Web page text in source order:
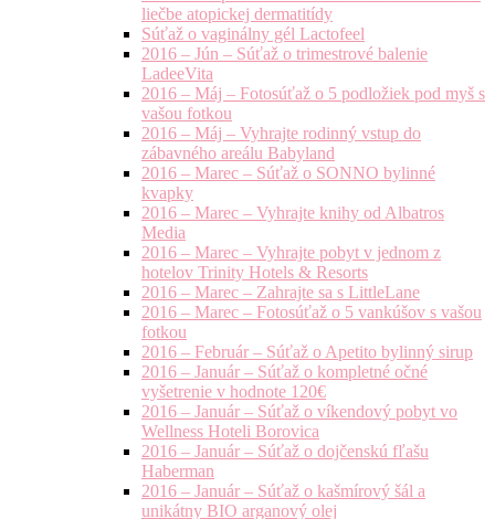
liečbe atopickej dermatitídy
Súťaž o vaginálny gél Lactofeel
2016 – Jún – Súťaž o trimestrové balenie
LadeeVita
2016 – Máj – Fotosúťaž o 5 podložiek pod myš s
vašou fotkou
2016 – Máj – Vyhrajte rodinný vstup do
zábavného areálu Babyland
2016 – Marec – Súťaž o SONNO bylinné
kvapky
2016 – Marec – Vyhrajte knihy od Albatros
Media
2016 – Marec – Vyhrajte pobyt v jednom z
hotelov Trinity Hotels & Resorts
2016 – Marec – Zahrajte sa s LittleLane
2016 – Marec – Fotosúťaž o 5 vankúšov s vašou
fotkou
2016 – Február – Súťaž o Apetito bylinný sirup
2016 – Január – Súťaž o kompletné očné
vyšetrenie v hodnote 120€
2016 – Január – Súťaž o víkendový pobyt vo
Wellness Hoteli Borovica
2016 – Január – Súťaž o dojčenskú fľašu
Haberman
2016 – Január – Súťaž o kašmírový šál a
unikátny BIO arganový olej